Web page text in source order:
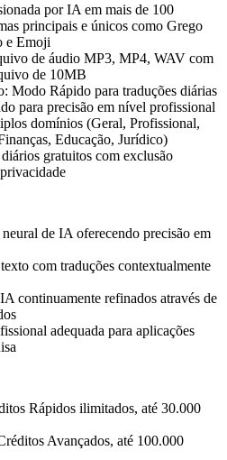
por IA em mais de 100
principais e únicos como Grego
e Emoji
de áudio MP3, MP4, WAV com
de 10MB
Modo Rápido para traduções diárias
para precisão em nível profissional
domínios (Geral, Profissional,
Educação, Jurídico)
gratuitos com exclusão
de IA oferecendo precisão em
com traduções contextualmente
continuamente refinados através de
adequada para aplicações
Rápidos ilimitados, até 30.000
Avançados, até 100.000